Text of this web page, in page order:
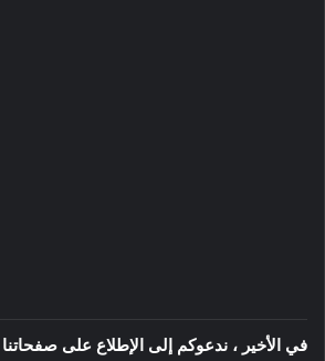
في الأخير ، ندعوكم إلى الإطلاع على